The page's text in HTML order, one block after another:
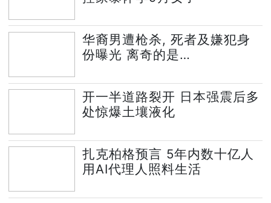
华裔男遭枪杀, 死者及嫌犯身
份曝光 离奇的是…
开一半道路裂开 日本强震后多
处惊爆土壤液化
扎克柏格预言 5年内数十亿人
用AI代理人照料生活